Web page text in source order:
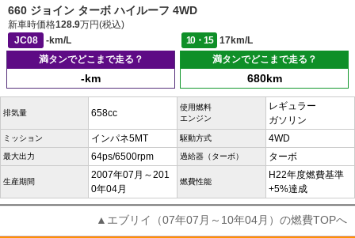
660 ジョイン ターボ ハイルーフ 4WD
新車時価格128.9万円(税込)
JC08
-km/L 10・15
17km/L
満タンでどこまで走る？
-km
満タンでどこまで走る？
680km
排気量 658cc
使用燃料
エンジン
レギュラー
ガソリン
ミッション インパネ5MT 駆動方式 4WD
最大出力 64ps/6500rpm 過給器（ターボ） ターボ
生産期間
2007年07月～201
0年04月
燃費性能
H22年度燃費基準
+5%達成
▲エブリイ（07年07月～10年04月）の燃費TOPへ